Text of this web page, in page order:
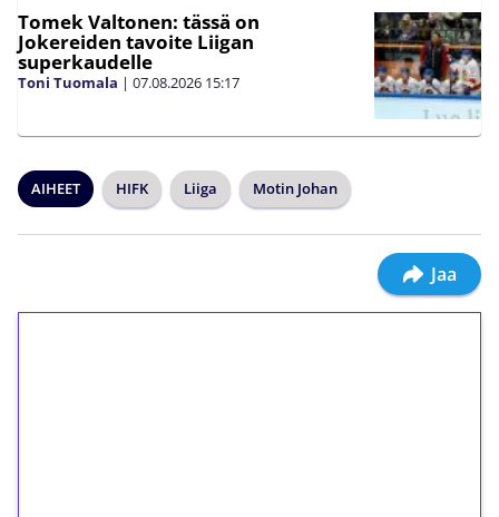
Tomek Valtonen: tässä on
Jokereiden tavoite Liigan
superkaudelle
Toni Tuomala | 07.08.2026 15:17
AIHEET HIFK Liiga Motin Johan
Jaa